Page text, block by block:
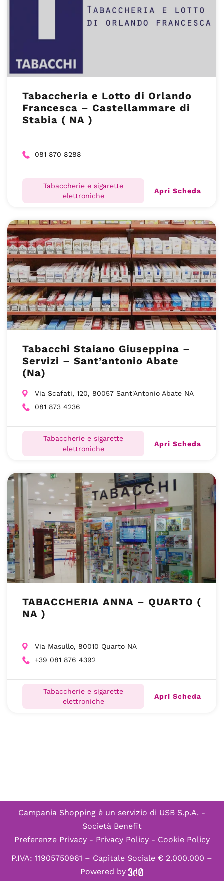
Tabaccheria e Lotto di Orlando
Francesca – Castellammare di
Stabia ( NA )
081 870 8288
Tabaccherie e sigarette
elettroniche
Apri Scheda
Tabacchi Staiano Giuseppina –
Servizi – Sant’antonio Abate
(Na)
Via Scafati, 120, 80057 Sant'Antonio Abate NA
081 873 4236
Tabaccherie e sigarette
elettroniche
Apri Scheda
TABACCHERIA ANNA – QUARTO (
NA )
Via Masullo, 80010 Quarto NA
+39 081 876 4392
Tabaccherie e sigarette
elettroniche
Apri Scheda
Campania Shopping è un servizio di USB S.p.A. -
Società Benefit
Preferenze Privacy- Privacy Policy- Cookie Policy
P.IVA: 11905750961 – Capitale Sociale € 2.000.000 –
Powered by